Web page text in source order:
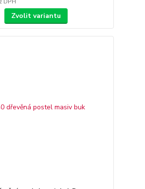
Zvolit variantu